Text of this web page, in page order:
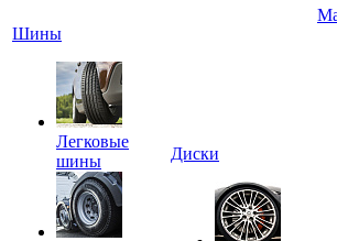
Шины
Легковые
шины
Диски